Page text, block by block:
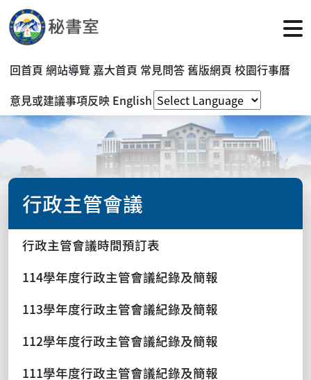
回首頁 網站導覽 嘉大首頁 常見問答 舊版網頁 校園行事曆
意見或建議事項反映 English
行政主管會議
行政主管會議時間預訂表
114學年度行政主管會議紀錄及簡報
113學年度行政主管會議紀錄及簡報
112學年度行政主管會議紀錄及簡報
111學年度行政主管會議紀錄及簡報